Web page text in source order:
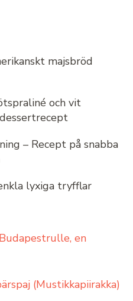
majsbröd
och vit
– Recept på snabba
lyxiga tryfflar
Budapestrulle, en
(Mustikkapiirakka)